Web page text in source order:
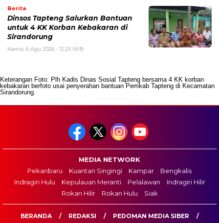
Berita
Dinsos Tapteng Salurkan Bantuan
untuk 4 KK Korban Kebakaran di
Sirandorung
Kamis, 6 Agu 2026 - 12:25 WIB
Keterangan Foto: Plh Kadis Dinas Sosial Tapteng bersama 4 KK korban
kebakaran berfoto usai penyerahan bantuan Pemkab Tapteng di Kecamatan
Sirandorung.
MEDIA NETWORK
Pekanbaru
Kuantan Singingi Kampar
Bengkalis
Indragiri Hulu
Kepulauan Meranti Pelalawan
Indragiri Hilir
Rokan Hilir
Rokan Hulu Siak
BERANDA REDAKSI PEDOMAN MEDIA SIBER